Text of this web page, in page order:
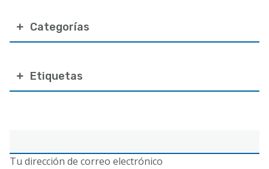
electrónico
Tu dirección de correo electrónico
Categorías
Etiquetas